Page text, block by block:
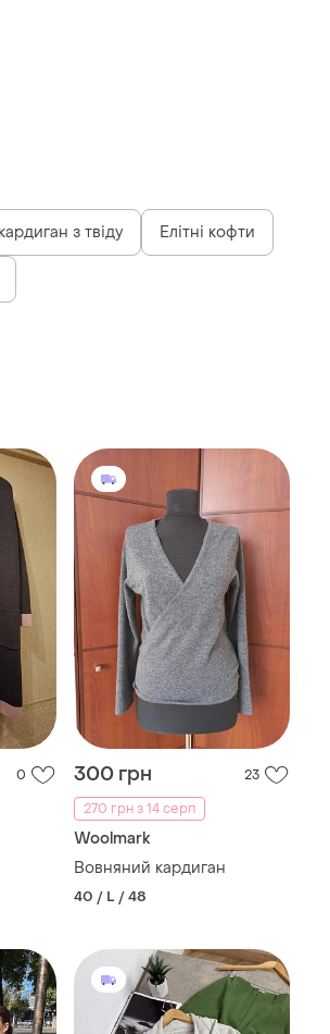
з твіду Елітні кофти
0 300 грн
23
270 грн з 14 серп
Woolmark
Вовняний кардиган
40 / L / 48